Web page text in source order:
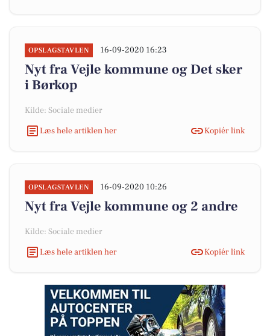
OPSLAGSTAVLEN 16-09-2020 16:23
Nyt fra Vejle kommune og Det sker
i Børkop
Kilde: Sociale medier
Læs hele artiklen her
Kopiér link
OPSLAGSTAVLEN 16-09-2020 10:26
Nyt fra Vejle kommune og 2 andre
Kilde: Sociale medier
Læs hele artiklen her
Kopiér link